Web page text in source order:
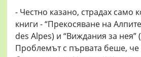
- Честно казано, страдах само
книги - “Прекосяване на
des Alpes) и “Виждания за нея”
Проблемът с първата беше, че